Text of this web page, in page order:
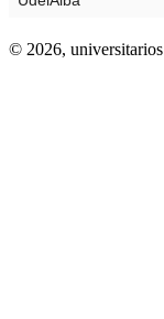
© 2026, universitarios